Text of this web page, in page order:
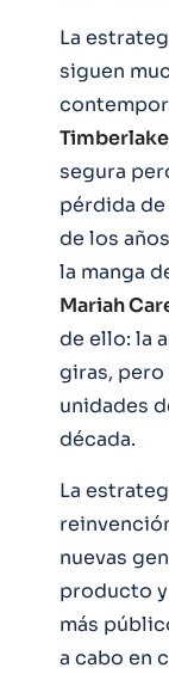
La
siguen
segura
pérdida
de los
la manga
Mariah
de ello: la
giras, pero
unidades
década.
La
nuevas
producto
más
a cabo en